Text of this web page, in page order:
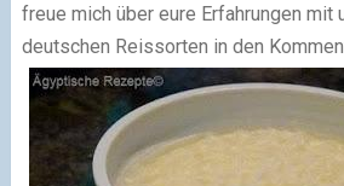
freue mich über eure Erfahrungen mit
deutschen Reissorten in den